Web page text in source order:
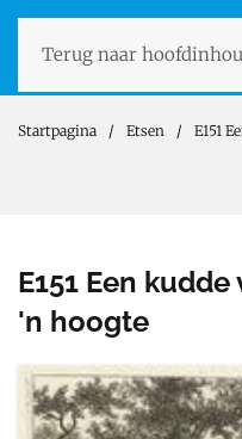
Terug naar
Startpagina Etsen E151
E151 Een
'n hoogte